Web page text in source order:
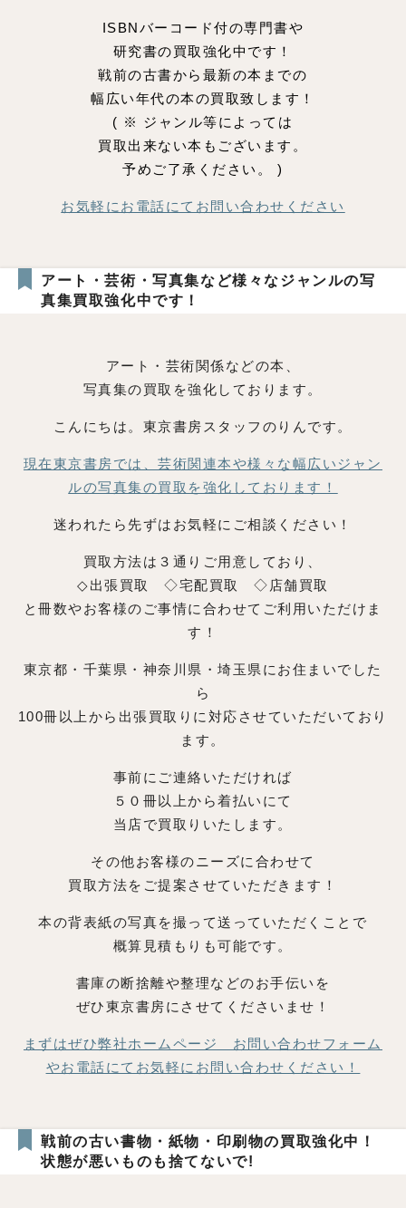
ISBNバーコード付の専門書や
研究書の買取強化中です！
戦前の古書から最新の本までの
幅広い年代の本の買取致します！
( ※ ジャンル等によっては
買取出来ない本もございます。
予めご了承ください。 )
お気軽にお電話にてお問い合わせください
アート・芸術・写真集など様々なジャンルの写
真集買取強化中です！
アート・芸術関係などの本、
写真集の買取を強化しております。
こんにちは。東京書房スタッフのりんです。
現在東京書房では、芸術関連本や様々な幅広いジャン
ルの写真集の買取を強化しております！
迷われたら先ずはお気軽にご相談ください！
買取方法は３通りご用意しており、
◇出張買取 ◇宅配買取 ◇店舗買取
と冊数やお客様のご事情に合わせてご利用いただけま
す！
東京都・千葉県・神奈川県・埼玉県にお住まいでした
ら
100冊以上から出張買取りに対応させていただいており
ます。
事前にご連絡いただければ
５０冊以上から着払いにて
当店で買取りいたします。
その他お客様のニーズに合わせて
買取方法をご提案させていただきます！
本の背表紙の写真を撮って送っていただくことで
概算見積もりも可能です。
書庫の断捨離や整理などのお手伝いを
ぜひ東京書房にさせてくださいませ！
まずはぜひ弊社ホームページ お問い合わせフォーム
やお電話にてお気軽にお問い合わせください！
戦前の古い書物・紙物・印刷物の買取強化中！
状態が悪いものも捨てないで!